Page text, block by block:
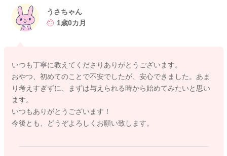
ね。
おやつもなるべく毎日決まった時間の方が生活リズムが整いや
ないお子様が３食+２回のおやつで足りない栄養を補給します。
しっかりと食べられるお子様は１日１回でも良いと思います
し、体重がしっかりと増えているのであれば、離乳の完了にな
ったら２回にするという事でも良いと思います。
特に決まりはありませんので、お子様の体重とご機嫌やタイミ
ングなどに合わせて、臨機応変に対応してあげると良いと思い
うさちゃん
1歳0カ月
いつも丁寧に教えてくださりありがとうございます。
おやつ、初めてのことで不安でしたが、安心できました。あま
り考えすぎずに、まずは与えられる時から始めてみたいと思い
ます。
いつもありがとうございます！
今後とも、どうぞよろしくお願い致します。